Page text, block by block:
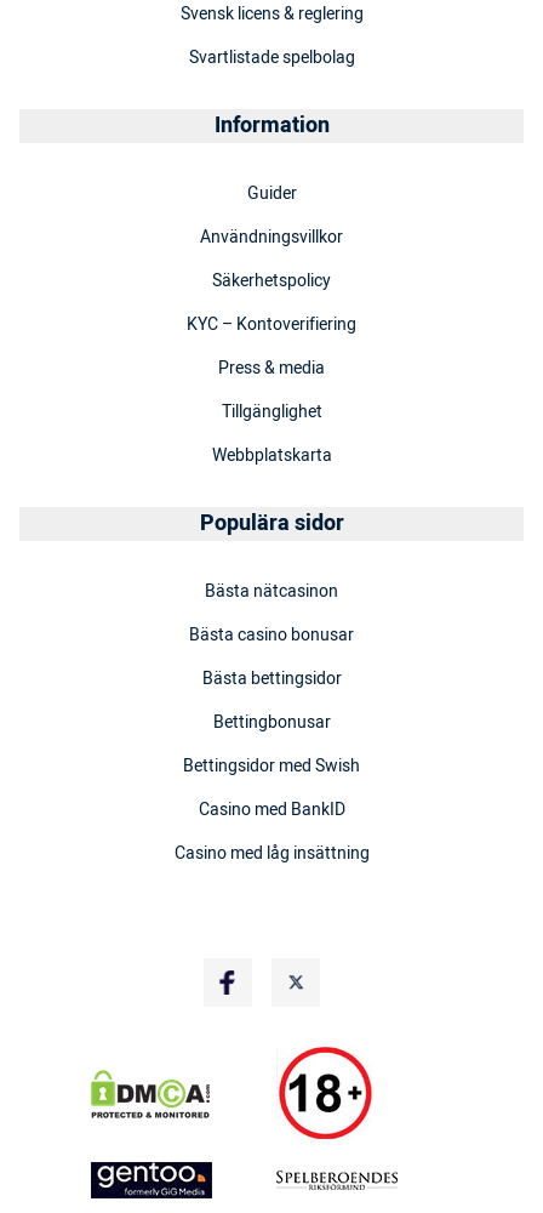
Svensk licens & reglering
Svartlistade spelbolag
Information
Guider
Användningsvillkor
Säkerhetspolicy
KYC – Kontoverifiering
Press & media
Tillgänglighet
Webbplatskarta
Populära sidor
Bästa nätcasinon
Bästa casino bonusar
Bästa bettingsidor
Bettingbonusar
Bettingsidor med Swish
Casino med BankID
Casino med låg insättning